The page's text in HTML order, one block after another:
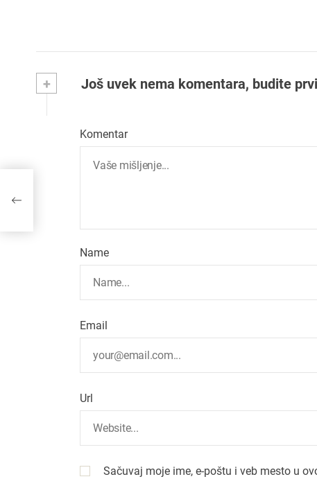
k+ Još uvek nema komentara, budite
Komentar
Name
Email
Url
Sačuvaj moje ime, e-poštu i veb mesto u